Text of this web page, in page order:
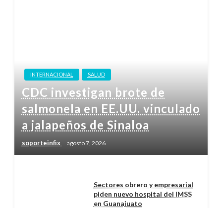
INTERNACIONAL SALUD
CDC investigan brote de
salmonela en EE.UU. vinculado
a jalapeños de Sinaloa
soporteinfix agosto 7, 2026
Sectores obrero y empresarial
piden nuevo hospital del IMSS
en Guanajuato